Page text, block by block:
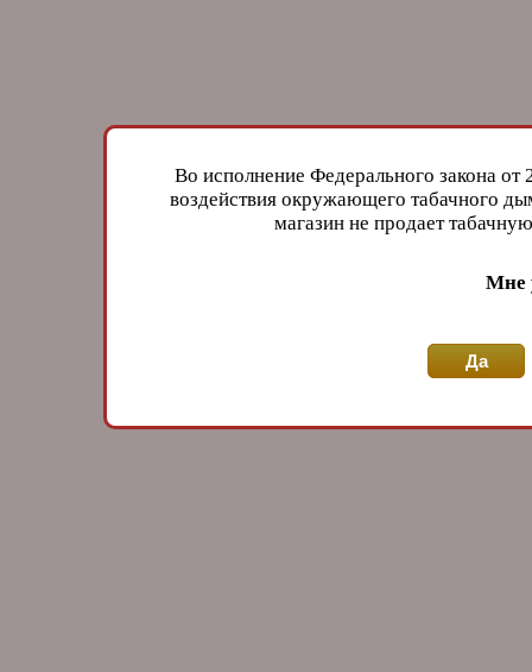
Во исполнение Федерального закона
воздействия окружающего табачного
магазин не продает
Мне
Да